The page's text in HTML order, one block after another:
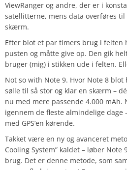
ViewRanger og andre, der er i
satellitterne, mens data overføres
skærm.
Efter blot et par timers brug i felten
pusten og måtte give op. Den gik
bruger (mig) i stikken ude i felten.
Not so with Note 9. Hvor Note 8 blot
sølle til så stor og klar en skærm –
nu med mere passende 4.000 mAh.
igennem de fleste almindelige
med GPS’en kørende.
Takket være en ny og avanceret
Cooling System” kaldet – løber
brug. Det er denne metode, som